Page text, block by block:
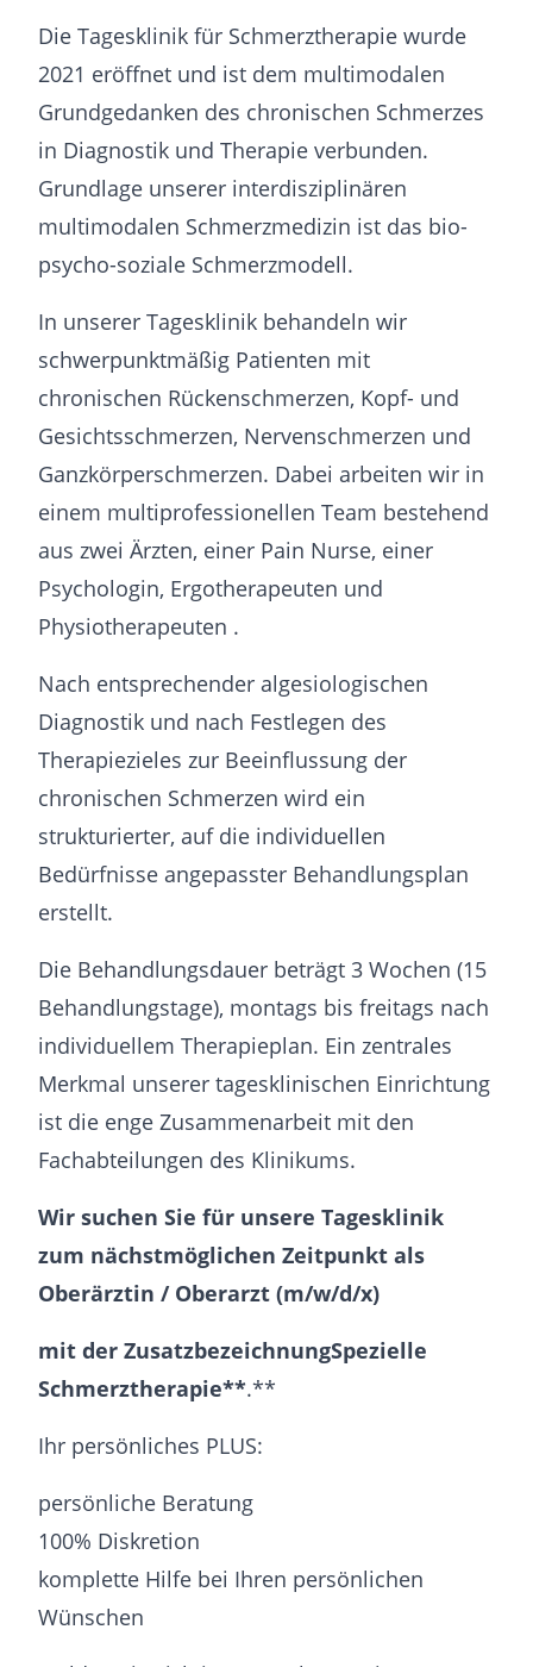
Die Tagesklinik für Schmerztherapie wurde
2021 eröffnet und ist dem multimodalen
Grundgedanken des chronischen Schmerzes
in Diagnostik und Therapie verbunden.
Grundlage unserer interdisziplinären
multimodalen Schmerzmedizin ist das bio-
psycho-soziale Schmerzmodell.
In unserer Tagesklinik behandeln wir
schwerpunktmäßig Patienten mit
chronischen Rückenschmerzen, Kopf- und
Gesichtsschmerzen, Nervenschmerzen und
Ganzkörperschmerzen. Dabei arbeiten wir in
einem multiprofessionellen Team bestehend
aus zwei Ärzten, einer Pain Nurse, einer
Psychologin, Ergotherapeuten und
Physiotherapeuten .
Nach entsprechender algesiologischen
Diagnostik und nach Festlegen des
Therapiezieles zur Beeinflussung der
chronischen Schmerzen wird ein
strukturierter, auf die individuellen
Bedürfnisse angepasster Behandlungsplan
erstellt.
Die Behandlungsdauer beträgt 3 Wochen (15
Behandlungstage), montags bis freitags nach
individuellem Therapieplan. Ein zentrales
Merkmal unserer tagesklinischen Einrichtung
ist die enge Zusammenarbeit mit den
Fachabteilungen des Klinikums.
Wir suchen Sie für unsere Tagesklinik
zum nächstmöglichen Zeitpunkt als
Oberärztin / Oberarzt (m/w/d/x)
mit der ZusatzbezeichnungSpezielle
Schmerztherapie**.**
Ihr persönliches PLUS:
persönliche Beratung
100% Diskretion
komplette Hilfe bei Ihren persönlichen
Wünschen